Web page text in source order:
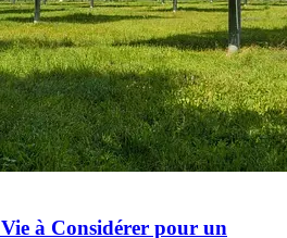
à Considérer pour un